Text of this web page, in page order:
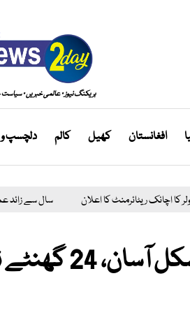
بریکنگ نیوز · عالمی خبریں · سیاست - 2012
افغانستان کھیل کالم دلچسپ
60 سال سے زائد عمر کے کھلاڑی ورلڈکپ
ذیابیطس کے